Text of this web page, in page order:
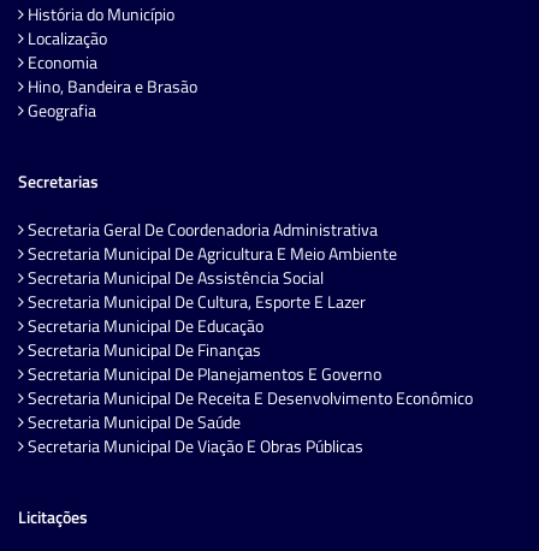
História do Município
Localização
Economia
Hino, Bandeira e Brasão
Geografia
Secretarias
Secretaria Geral De Coordenadoria Administrativa
Secretaria Municipal De Agricultura E Meio Ambiente
Secretaria Municipal De Assistência Social
Secretaria Municipal De Cultura, Esporte E Lazer
Secretaria Municipal De Educação
Secretaria Municipal De Finanças
Secretaria Municipal De Planejamentos E Governo
Secretaria Municipal De Receita E Desenvolvimento Econômico
Secretaria Municipal De Saúde
Secretaria Municipal De Viação E Obras Públicas
Licitações